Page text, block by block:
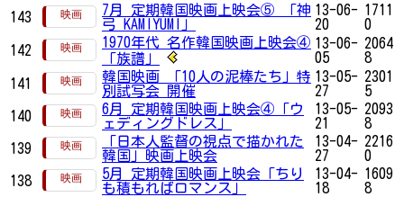
143
7月 定期韓国映画上映会⑤ 「神
弓 KAMIYUMI」
13-06-
20
1711
0
142
1970年代 名作韓国映画上映会④
「族譜」
13-06-
05
2064
8
141
韓国映画 「10人の泥棒たち」特
別試写会 開催
13-05-
27
2301
5
140
6月 定期韓国映画上映会④「ウ
ェディングドレス」
13-05-
21
2093
8
139
「日本人監督の視点で描かれた
韓国」映画上映会
13-04-
27
2216
0
138
5月 定期韓国映画上映会「ちり
も積もればロマンス」
13-04-
18
1609
8